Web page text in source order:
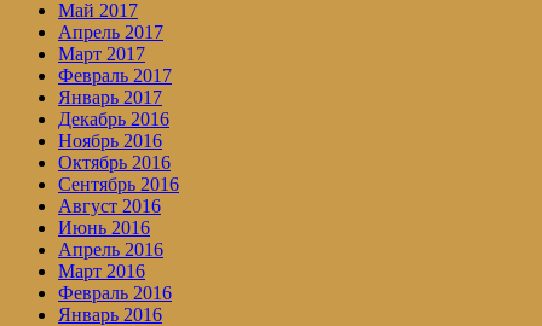
Май 2017
Апрель 2017
Март 2017
Февраль 2017
Январь 2017
Декабрь 2016
Ноябрь 2016
Октябрь 2016
Сентябрь 2016
Август 2016
Июнь 2016
Апрель 2016
Март 2016
Февраль 2016
Январь 2016